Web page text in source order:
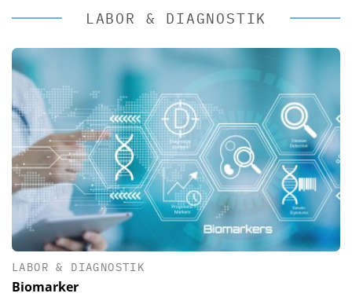
LABOR & DIAGNOSTIK
LABOR & DIAGNOSTIK
Biomarker